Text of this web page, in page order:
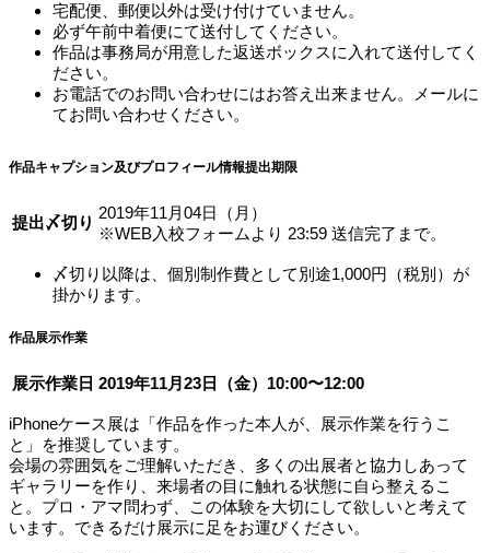
宅配便、郵便以外は受け付けていません。
必ず午前中着便にて送付してください。
作品は事務局が用意した返送ボックスに入れて送付してく
ださい。
お電話でのお問い合わせにはお答え出来ません。メールに
てお問い合わせください。
作品キャプション及びプロフィール情報提出期限
提出〆切り
2019年11月04日（月）
※WEB入校フォームより 23:59 送信完了まで。
〆切り以降は、個別制作費として別途1,000円（税別）が
掛かります。
作品展示作業
展示作業日 2019年11月23日（金）10:00〜12:00
iPhoneケース展は「作品を作った本人が、展示作業を行うこ
と」を推奨しています。
会場の雰囲気をご理解いただき、多くの出展者と協力しあって
ギャラリーを作り、来場者の目に触れる状態に自ら整えるこ
と。プロ・アマ問わず、この体験を大切にして欲しいと考えて
います。できるだけ展示に足をお運びください。